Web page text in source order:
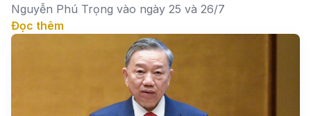
Nguyễn Phú Trọng vào ngày 25 và 26/7
Đọc thêm